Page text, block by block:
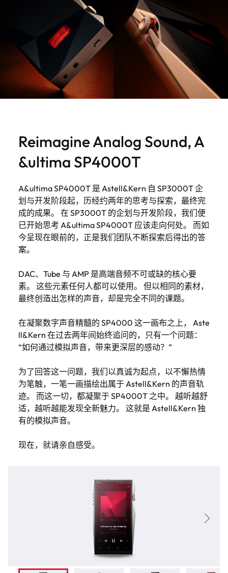
Reimagine Analog Sound, A
&ultima SP4000T
A&ultima SP4000T 是 Astell&Kern 自 SP3000T 企
划与开发阶段起，历经约两年的思考与探索，最终完
成的成果。 在 SP3000T 的企划与开发阶段，我们便
已开始思考 A&ultima SP4000T 应该走向何处。 而如
今呈现在眼前的，正是我们团队不断探索后得出的答
案。
DAC、Tube 与 AMP 是高端音频不可或缺的核心要
素。 这些元素任何人都可以使用。 但以相同的素材，
最终创造出怎样的声音，却是完全不同的课题。
在凝聚数字声音精髓的 SP4000 这一画布之上， Aste
ll&Kern 在过去两年间始终追问的，只有一个问题：
“如何通过模拟声音，带来更深层的感动？”
为了回答这一问题，我们以真诚为起点，以不懈热情
为笔触，一笔一画描绘出属于 Astell&Kern 的声音轨
迹。 而这一切，都凝聚于 SP4000T 之中。 越听越舒
适，越听越能发现全新魅力。 这就是 Astell&Kern 独
有的模拟声音。
现在，就请亲自感受。